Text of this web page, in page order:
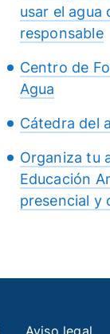
usar el agua
responsable
Centro de
Agua
Cátedra del
Organiza tu
Educación
presencial y
Aviso legal